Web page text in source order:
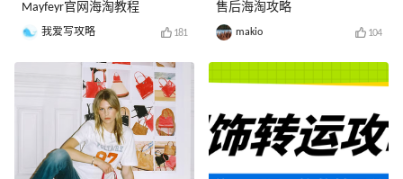
Mayfeyr官网海淘教程
我爱写攻略 181
售后海淘攻略
makio 104